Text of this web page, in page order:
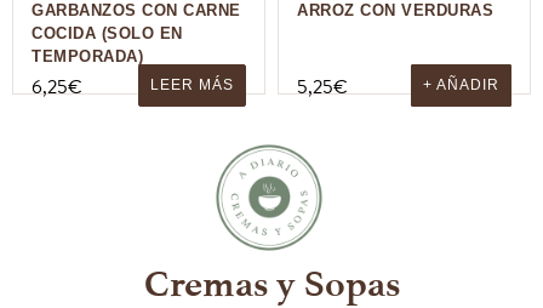
GARBANZOS CON CARNE
COCIDA (SOLO EN
TEMPORADA)
6,25€ LEER MÁS
ARROZ CON VERDURAS
5,25€ + AÑADIR
Cremas y Sopas